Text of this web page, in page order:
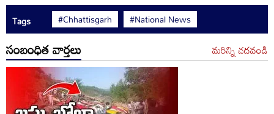
Tags #Chhattisgarh #National News
సంబంధిత వార్తలు మరిన్ని చదవండి